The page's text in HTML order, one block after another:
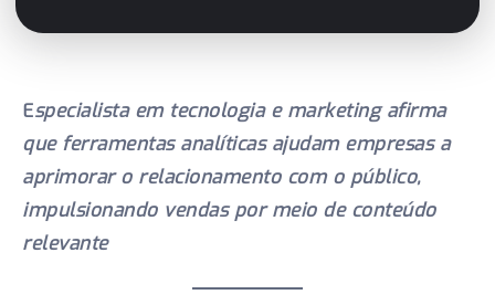
Especialista em tecnologia e marketing afirma
que ferramentas analíticas ajudam empresas a
aprimorar o relacionamento com o público,
impulsionando vendas por meio de conteúdo
relevante